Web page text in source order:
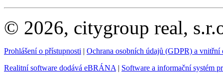
© 2026, citygroup real,
Prohlášení o přístupnosti | Ochrana osobních údajů (GDPR) a vnitřní
Realitní software dodává eBRÁNA | Software a informační systém